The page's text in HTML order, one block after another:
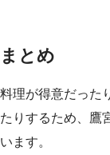
まとめ
料理が得意だった
たりするため、鷹
います。